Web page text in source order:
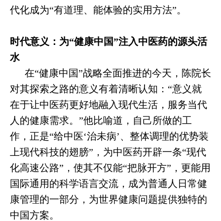
代化成为“有道理、能体验的实用方法”。
时代意义：为“健康中国”注入中医药的源头活
水
在“健康中国”战略全面推进的今天，陈院长
对其探索之路的意义有着清晰认知：“意义就
在于让中医药更好地融入现代生活，服务当代
人的健康需求。”他比喻道，自己所做的工
作，正是“给中医‘治未病’、整体调理的优势装
上现代科技的翅膀”，为中医药开辟一条“现代
化高速公路”，使其不仅能“把脉开方”，更能用
国际通用的科学语言交流，成为普通人日常健
康管理的一部分，为世界健康问题提供独特的
中国方案。